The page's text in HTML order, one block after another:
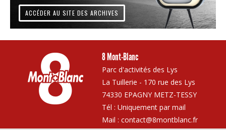
ACCÉDER AU SITE DES ARCHIVES
8 Mont-Blanc
Parc d'activités des Lys
La Tuillerie - 170 rue des Lys
74330 EPAGNY METZ-TESSY
Tél : Uniquement par mail
Mail : contact@8montblanc.fr